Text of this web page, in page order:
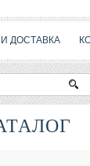
ДОСТАВКА